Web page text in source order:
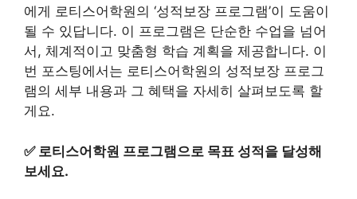
에게 로티스어학원의 ‘성적보장 프로그램’이 도움이
될 수 있답니다. 이 프로그램은 단순한 수업을 넘어
서, 체계적이고 맞춤형 학습 계획을 제공합니다. 이
번 포스팅에서는 로티스어학원의 성적보장 프로그
램의 세부 내용과 그 혜택을 자세히 살펴보도록 할
게요.
✅ 로티스어학원 프로그램으로 목표 성적을 달성해
보세요.